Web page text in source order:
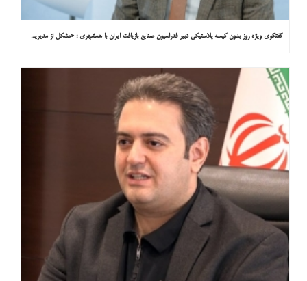
گفتگوی ویژه روز بدون کیسه پلاستیکی دبیر فدراسیون صنایع بازیافت ایران با همشهری : «مشکل از مدیریت پسماند پلاستیکی است، نه کیسه پلاستیکی»